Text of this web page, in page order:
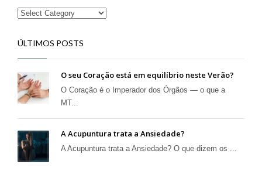
ÚLTIMOS POSTS
O seu Coração está em equilíbrio neste Verão?
O Coração é o Imperador dos Órgãos — o que a
MT...
A Acupuntura trata a Ansiedade?
A Acupuntura trata a Ansiedade? O que dizem os ...